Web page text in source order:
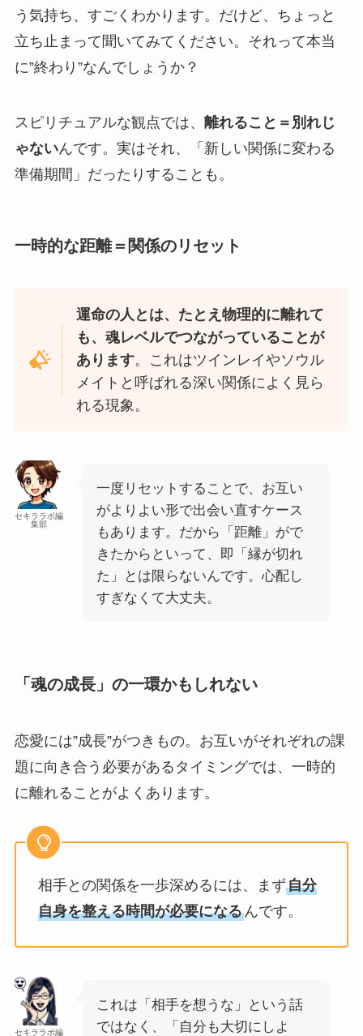
う気持ち、すごくわかります。だけど、ちょっと
立ち止まって聞いてみてください。それって本当
に”終わり”なんでしょうか？
スピリチュアルな観点では、 離れること＝別れじ
ゃないんです。実はそれ、「新しい関係に変わる
準備期間」だったりすることも。
一時的な距離＝関係のリセット
運命の人とは、たとえ物理的に離れて
も、魂レベルでつながっていることが
あります。これはツインレイやソウル
メイトと呼ばれる深い関係によく見ら
れる現象。
セキララボ編
集部
一度リセットすることで、お互い
がよりよい形で出会い直すケース
もあります。だから「距離」がで
きたからといって、即「縁が切れ
た」とは限らないんです。心配し
すぎなくて大丈夫。
「魂の成長」の一環かもしれない
恋愛には”成長”がつきもの。お互いがそれぞれの課
題に向き合う必要があるタイミングでは、一時的
に離れることがよくあります。
相手との関係を一歩深めるには、まず自分
自身を整える時間が必要になるんです。
セキララボ編
これは「相手を想うな」という話
ではなく、「自分も大切にしよ